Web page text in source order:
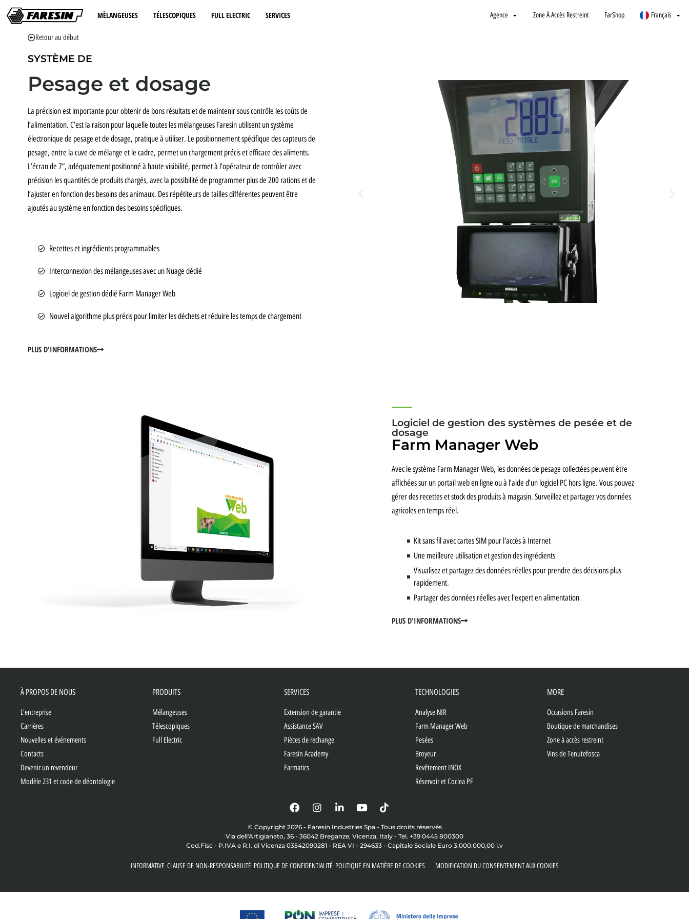
MÈLANGEUSES TÉLESCOPIQUES FULL ELECTRIC SERVICES Agence Zone À Accès Restreint FarShop Français
Retour au début
SYSTÈME DE
Pesage et dosage
La précision est importante pour obtenir de bons résultats et de maintenir sous contrôle les coûts de
l’alimentation. C’est la raison pour laquelle toutes les mélangeuses Faresin utilisent un système
électronique de pesage et de dosage, pratique à utiliser. Le positionnement spécifique des capteurs de
pesage, entre la cuve de mélange et le cadre, permet un chargement précis et efficace des aliments.
L’écran de 7”, adéquatement positionné à haute visibilité, permet à l’opérateur de contrôler avec
précision les quantités de produits chargés, avec la possibilité de programmer plus de 200 rations et de
l’ajuster en fonction des besoins des animaux. Des répétiteurs de tailles différentes peuvent être
ajoutés au système en fonction des besoins spécifiques.
Recettes et ingrédients programmables
Interconnexion des mélangeuses avec un Nuage dédié
Logiciel de gestion dédié Farm Manager Web
Nouvel algorithme plus précis pour limiter les déchets et réduire les temps de chargement
PLUS D'INFORMATIONS
Logiciel de gestion des systèmes de pesée et de
dosage
Farm Manager Web
Avec le système Farm Manager Web, les données de pesage collectées peuvent être
affichées sur un portail web en ligne ou à l’aide d’un logiciel PC hors ligne. Vous pouvez
gérer des recettes et stock des produits à magasin. Surveillez et partagez vos données
agricoles en temps réel.
Kit sans fil avec cartes SIM pour l'accès à Internet
Une meilleure utilisation et gestion des ingrédients
Visualisez et partagez des données réelles pour prendre des décisions plus
rapidement.
Partager des données réelles avec l'expert en alimentation
PLUS D'INFORMATIONS
À PROPOS DE NOUS
L'entreprise
Carrières
Nouvelles et événements
Contacts
Devenir un revendeur
Modèle 231 et code de déontologie
PRODUITS
Mélangeuses
Télescopiques
Full Electric
SERVICES
Extension de garantie
Assistance SAV
Pièces de rechange
Faresin Academy
Farmatics
TECHNOLOGIES
Analyse NIR
Farm Manager Web
Pesées
Broyeur
Revêtement INOX
Réservoir et Coclea PF
MORE
Occasions Faresin
Boutique de marchandises
Zone à accès restreint
Vins de Tenutefosca
© Copyright 2026 - Faresin Industries Spa - Tous droits réservés
Via dell'Artigianato, 36 - 36042 Breganze, Vicenza, Italy - Tel. +39 0445 800300
Cod.Fisc - P.IVA e R.I. di Vicenza 03542090281 - REA VI - 294633 - Capitale Sociale Euro 3.000.000,00 i.v
INFORMATIVE CLAUSE DE NON-RESPONSABILITÉ POLITIQUE DE CONFIDENTIALITÉ POLITIQUE EN MATIÈRE DE COOKIES MODIFICATION DU CONSENTEMENT AUX COOKIES